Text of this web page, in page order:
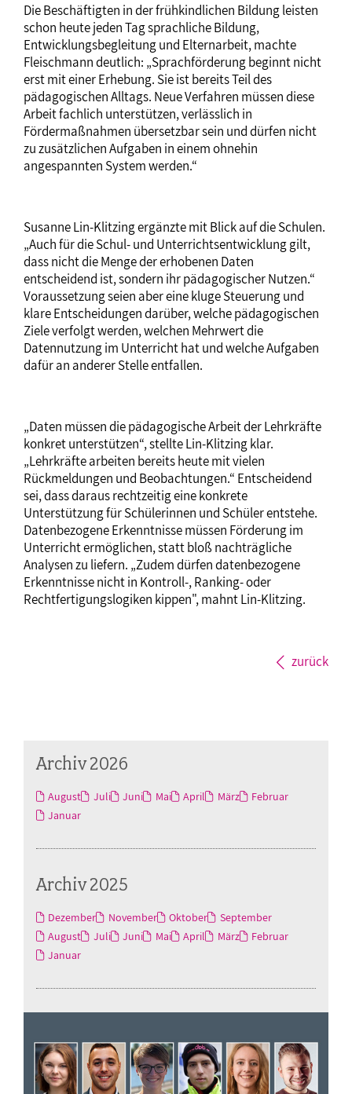
Die Beschäftigten in der frühkindlichen Bildung leisten
schon heute jeden Tag sprachliche Bildung,
Entwicklungsbegleitung und Elternarbeit, machte
Fleischmann deutlich: „Sprachförderung beginnt nicht
erst mit einer Erhebung. Sie ist bereits Teil des
pädagogischen Alltags. Neue Verfahren müssen diese
Arbeit fachlich unterstützen, verlässlich in
Fördermaßnahmen übersetzbar sein und dürfen nicht
zu zusätzlichen Aufgaben in einem ohnehin
angespannten System werden.“
Susanne Lin-Klitzing ergänzte mit Blick auf die Schulen.
„Auch für die Schul- und Unterrichtsentwicklung gilt,
dass nicht die Menge der erhobenen Daten
entscheidend ist, sondern ihr pädagogischer Nutzen.“
Voraussetzung seien aber eine kluge Steuerung und
klare Entscheidungen darüber, welche pädagogischen
Ziele verfolgt werden, welchen Mehrwert die
Datennutzung im Unterricht hat und welche Aufgaben
dafür an anderer Stelle entfallen.
„Daten müssen die pädagogische Arbeit der Lehrkräfte
konkret unterstützen“, stellte Lin-Klitzing klar.
„Lehrkräfte arbeiten bereits heute mit vielen
Rückmeldungen und Beobachtungen.“ Entscheidend
sei, dass daraus rechtzeitig eine konkrete
Unterstützung für Schülerinnen und Schüler entstehe.
Datenbezogene Erkenntnisse müssen Förderung im
Unterricht ermöglichen, statt bloß nachträgliche
Analysen zu liefern. „Zudem dürfen datenbezogene
Erkenntnisse nicht in Kontroll-, Ranking- oder
Rechtfertigungslogiken kippen", mahnt Lin-Klitzing.
zurück
Archiv 2026
August Juli Juni Mai April März
Februar
Januar
Archiv 2025
Dezember November Oktober
September
August
Juli Juni Mai April März
Februar
Januar